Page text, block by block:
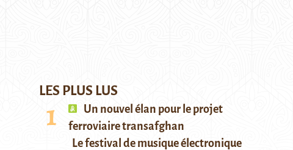
LES PLUS LUS
Un nouvel élan pour le projet
ferroviaire transafghan
Le festival de musique électronique